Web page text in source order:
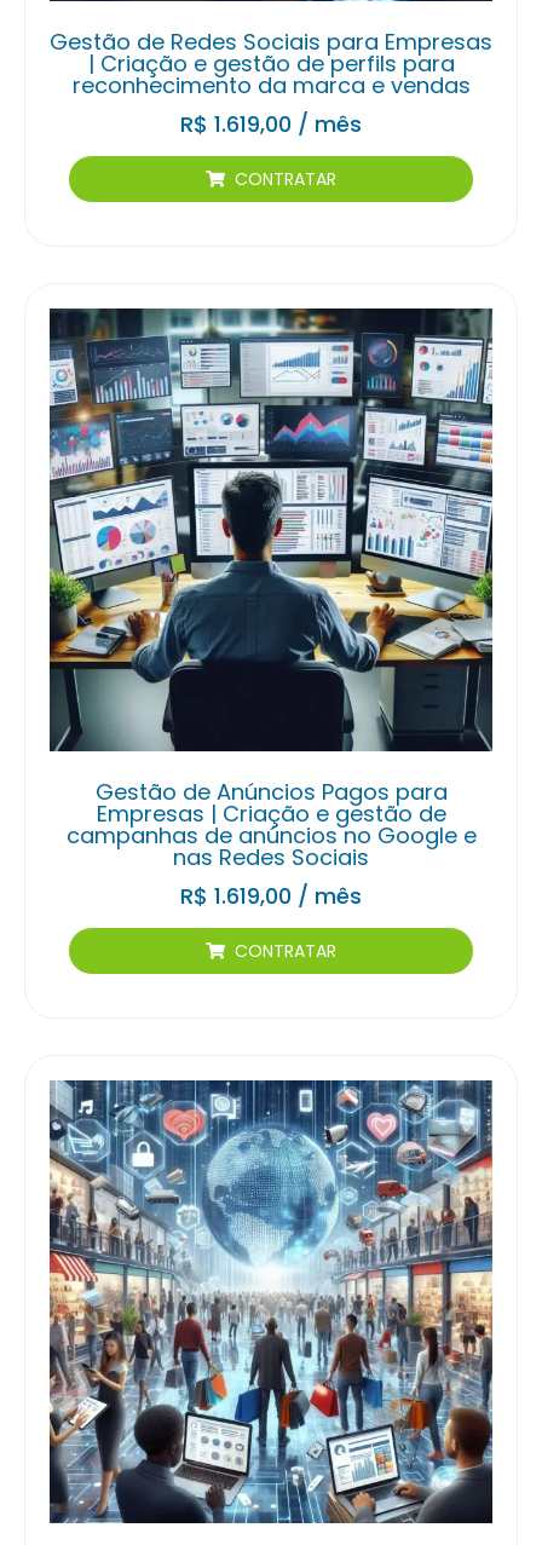
Gestão de Redes Sociais para Empresas
| Criação e gestão de perfils para
reconhecimento da marca e vendas
R$ 1.619,00 / mês
CONTRATAR
Gestão de Anúncios Pagos para
Empresas | Criação e gestão de
campanhas de anúncios no Google e
nas Redes Sociais
R$ 1.619,00 / mês
CONTRATAR